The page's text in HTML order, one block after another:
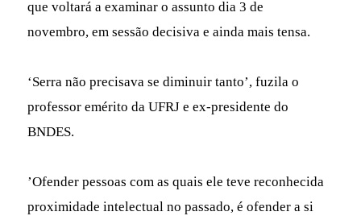
que voltará a examinar o assunto dia 3 de
novembro, em sessão decisiva e ainda mais tensa.
‘Serra não precisava se diminuir tanto’, fuzila o
professor emérito da UFRJ e ex-presidente do
BNDES.
’Ofender pessoas com as quais ele teve reconhecida
proximidade intelectual no passado, é ofender a si